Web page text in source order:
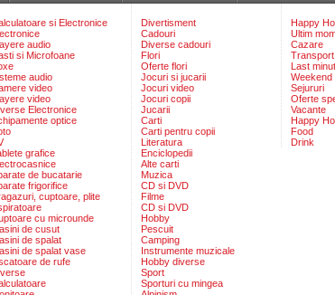
si Electronice
audio
si Microfoane
audio
video
video
Electronice
optice
grafice
de bucatarie
frigorifice
cuptoare, plite
cu microunde
de cusut
de spalat
de spalat vase
de rufe
Divertisment
Cadouri
Diverse cadouri
Flori
Oferte flori
Jocuri si jucarii
Jocuri video
Jocuri copii
Jucarii
Carti
Carti pentru copii
Literatura
Enciclopedii
Alte carti
Muzica
CD si DVD
Filme
CD si DVD
Hobby
Pescuit
Camping
Instrumente muzicale
Hobby diverse
Sport
Sporturi cu mingea
Happy
Ultim
Cazare
Transport
Last
Weekend
Sejururi
Oferte
Vacante
Happy
Food
Drink